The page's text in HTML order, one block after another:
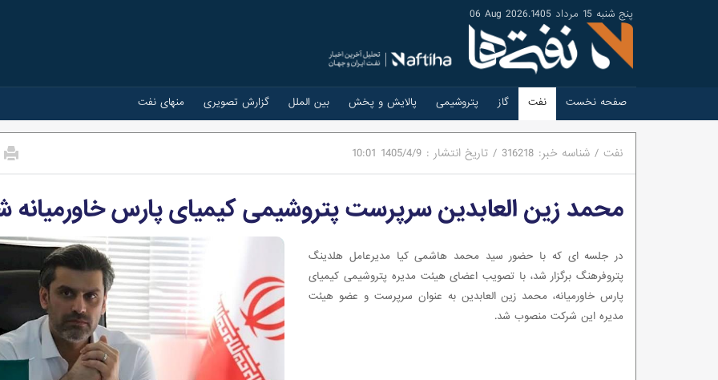
پنج شنبه 15 مرداد 1405 .
06 Aug 2026
صفحه نخست نفت گاز پتروشیمی پالایش و پخش بین الملل گزارش تصویری منهای نفت
نفت / شناسه خبر: 316218
/ تاریخ انتشار : 1405/4/9
10:01
محمد زین العابدین سرپرست پتروشیمی کیمیای پارس خاورمیانه
در جلسه ای که با حضور سید محمد هاشمی کیا مدیرعامل هلدینگ
پتروفرهنگ برگزار شد، با تصویب اعضای هیئت مدیره پتروشیمی کیمیای
پارس خاورمیانه، محمد زین العابدین به عنوان سرپرست و عضو هیئت
مدیره این شرکت منصوب شد.